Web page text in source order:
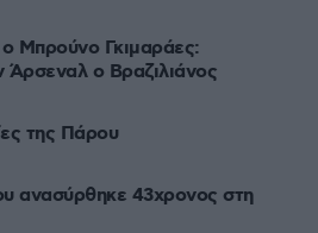
Μπρούνο Γκιμαράες:
ο Βραζιλιάνος
της Πάρου
ανασύρθηκε 43χρονος στη